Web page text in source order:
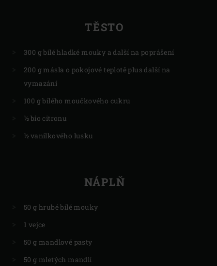
TĚSTO
300 g bílé hladké mouky a další na poprášení
200 g másla o pokojové teplotě plus další na
vymazání
100 g bílého moučkového cukru
½ bio citronu
½ vanilkového lusku
NÁPLŇ
50 g hrubé bílé mouky
1 vejce
50 g mandlové pasty
50 g mletých mandlí